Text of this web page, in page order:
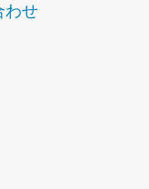
わせ